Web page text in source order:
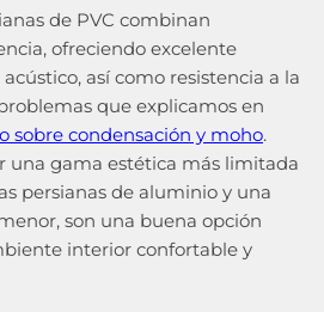
de PVC combinan
ofreciendo excelente
así como resistencia a la
que explicamos en
sobre condensación y moho.
una gama estética más limitada
persianas de aluminio y una
son una buena opción
interior confortable y